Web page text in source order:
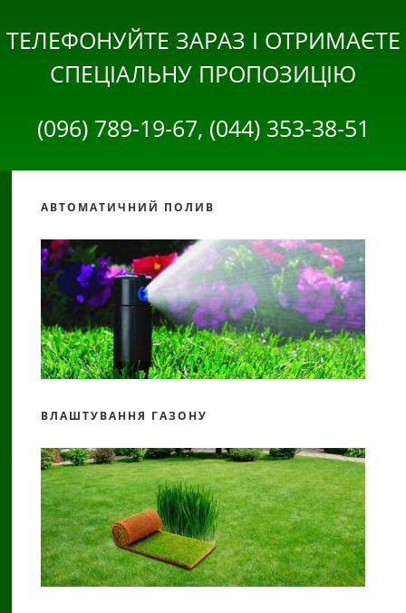
ТЕЛЕФОНУЙТЕ ЗАРАЗ І ОТРИМАЄТЕ
СПЕЦІАЛЬНУ ПРОПОЗИЦІЮ
(096) 789-19-67, (044) 353-38-51
АВТОМАТИЧНИЙ ПОЛИВ
ВЛАШТУВАННЯ ГАЗОНУ